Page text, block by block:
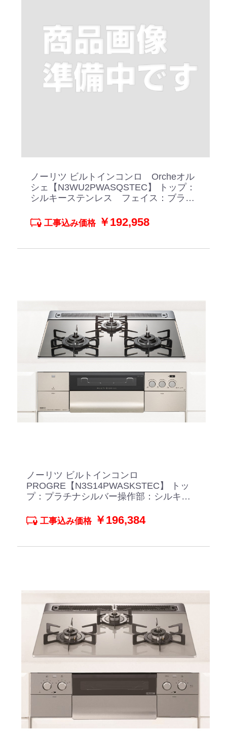
ノーリツ ビルトインコンロ Orcheオル
シェ【N3WU2PWASQSTEC】 トップ：
シルキーステンレス フェイス：ブラッ
ス 工事込み価格￥192,958
ノーリツ ビルトインコンロ
PROGRE【N3S14PWASKSTEC】 トッ
プ：プラチナシルバー操作部：シルキー
工事込み価格￥196,384